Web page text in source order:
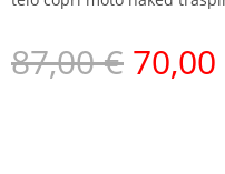
87,00€ 70,00